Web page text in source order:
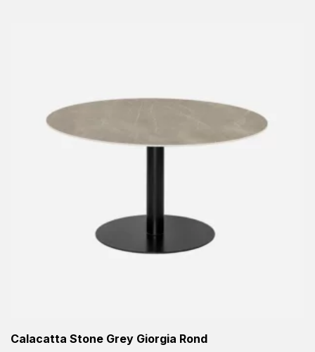
Calacatta Stone Grey Giorgia Rond